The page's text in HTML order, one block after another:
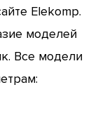
Elekomp.
моделей
Все модели